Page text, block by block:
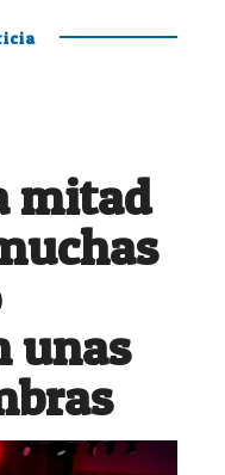
mitad
unas